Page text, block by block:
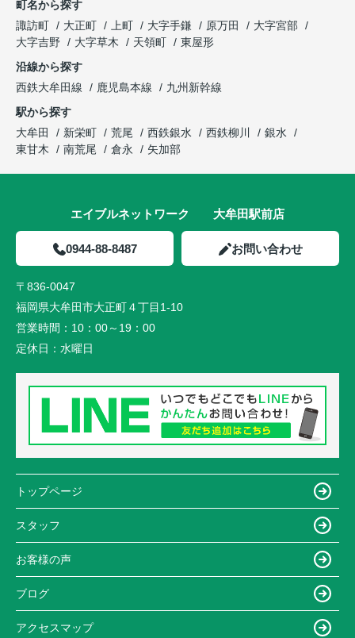
町名から探す
諏訪町
大正町 上町 大字手鎌 原万田
大字宮部
大字吉野
大字草木 天領町
東屋形
沿線から探す
西鉄大牟田線
鹿児島本線
九州新幹線
駅から探す
大牟田
新栄町 荒尾 西鉄銀水 西鉄柳川
銀水
東甘木
南荒尾 倉永 矢加部
エイブルネットワーク 大牟田駅前店
0944-88-8487 お問い合わせ
〒836-0047
福岡県大牟田市大正町４丁目1-10
営業時間： 10：00～19：00
定休日： 水曜日
トップページ
スタッフ
お客様の声
ブログ
アクセスマップ